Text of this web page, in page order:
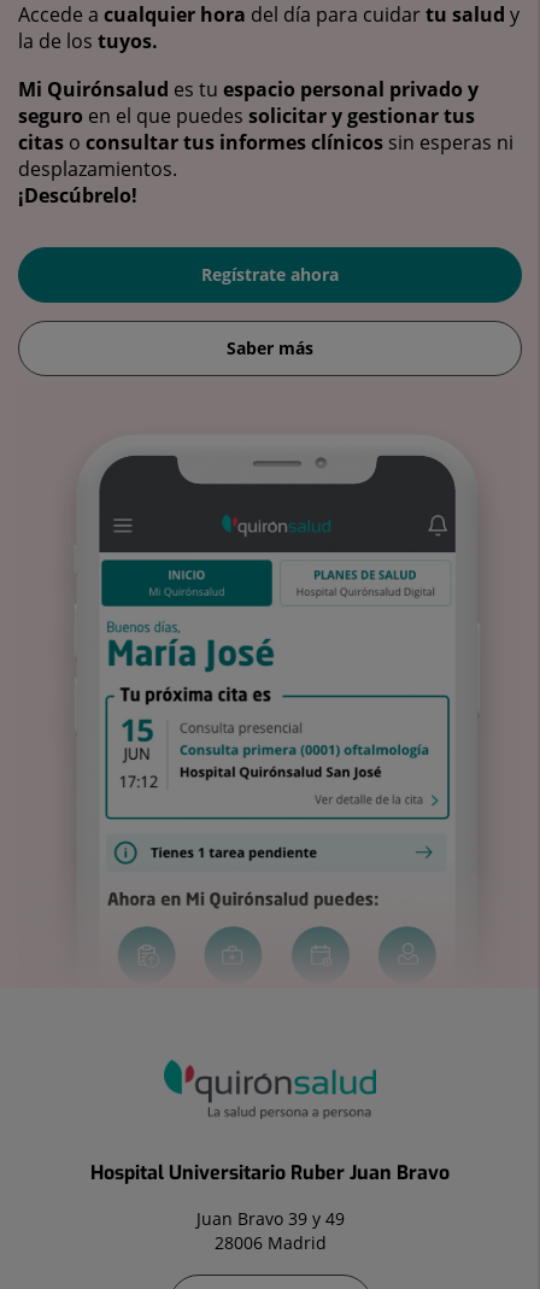
Accede a cualquier hora del día para cuidartu salud y
la de los tuyos.
Mi Quirónsalud es tu espacio personal privado y
seguro en el que puedes solicitar y gestionar tus
citas o consultar tus informes clínicos sin esperas ni
desplazamientos.
¡Descúbrelo!
Regístrate ahora
Saber más
Hospital Universitario Ruber Juan Bravo
Juan Bravo 39 y 49
28006 Madrid